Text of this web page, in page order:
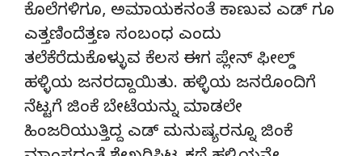
ಕೊಲೆಗಳಿಗೂ, ಅಮಾಯಕನಂತೆ ಕಾಣುವ ಎಡ್ ಗೂ
ಎತ್ತಣಿಂದೆತ್ತಣ ಸಂಬಂಧ ಎಂದು
ತಲೆಕೆರೆದುಕೊಳ್ಳುವ ಕೆಲಸ ಈಗ ಪ್ಲೇನ್ ಫೀಲ್ಡ್
ಹಳ್ಳಿಯ ಜನರದ್ದಾಯಿತು. ಹಳ್ಳಿಯ ಜನರೊಂದಿಗೆ
ನೆಟ್ಟಗೆ ಜಿಂಕೆ ಬೇಟೆಯನ್ನು ಮಾಡಲೇ
ಹಿಂಜರಿಯುತ್ತಿದ್ದ ಎಡ್ ಮನುಷ್ಯರನ್ನೂ ಜಿಂಕೆ